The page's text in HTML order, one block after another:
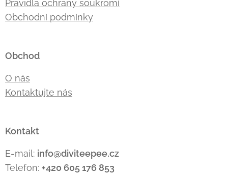
Pravidla ochrany soukromí
Obchodní podmínky
Obchod
O nás
Kontaktujte nás
Kontakt
E-mail: info@diviteepee.cz
Telefon: +420 605 176 853